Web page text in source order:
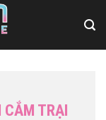
CẮM TRẠI